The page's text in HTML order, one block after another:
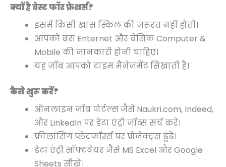
क्यों है बेस्ट फॉर फ्रेशर्स?
इसमें किसी खास स्किल की जरूरत नहीं होती।
आपको बस Enternet और बेसिक Computer &
Mobile की जानकारी होनी चाहिए।
यह जॉब आपको टाइम मैनेजमेंट सिखाती है।
कैसे शुरू करें?
ऑनलाइन जॉब पोर्टल्स जैसे Naukri.com, Indeed,
और LinkedIn पर डेटा एंट्री जॉब्स सर्च करें।
फ्रीलांसिंग प्लेटफॉर्म्स पर प्रोजेक्ट्स ढूंढें।
डेटा एंट्री सॉफ्टवेयर जैसे MS Excel और Google
Sheets सीखें।